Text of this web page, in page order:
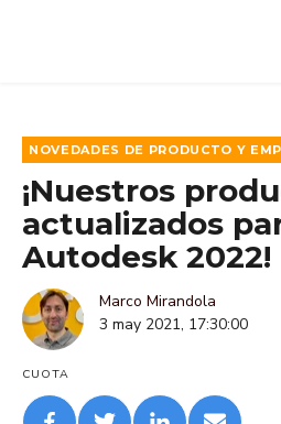
NOVEDADES DE PRODUCTO Y
¡Nuestros
actualizados
Autodesk 2022!
Marco Mirandola
3 may 2021, 17:30:00
CUOTA